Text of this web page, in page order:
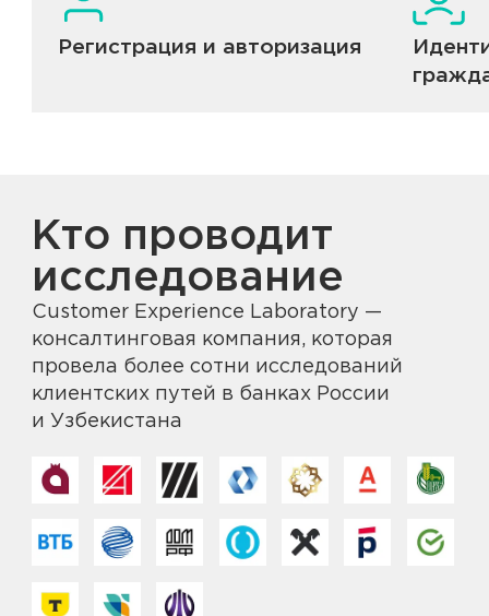
Регистрация и авторизация
Кто проводит
исследование
Customer Experience Laboratory —
консалтинговая компания, которая
провела более сотни исследований
клиентских путей в банках России
и Узбекистана